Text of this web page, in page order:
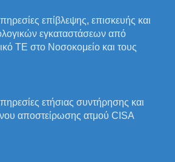
επίβλεψης, επισκευής και
εγκαταστάσεων από
ΤΕ στο Νοσοκομείο και τους
ετήσιας συντήρησης και
αποστείρωσης ατμού CISA